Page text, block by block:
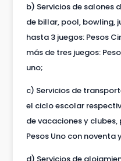
b) Servicios de salones
de billar, pool, bowling,
hasta 3 juegos: Pesos
más de tres juegos:
uno;
c) Servicios de
el ciclo escolar
de vacaciones y
Pesos Uno con noventa